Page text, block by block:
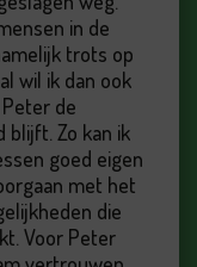
in de
trots op
wil ik dan ook
de
blijft. Zo kan ik
goed eigen
met het
die
Voor Peter